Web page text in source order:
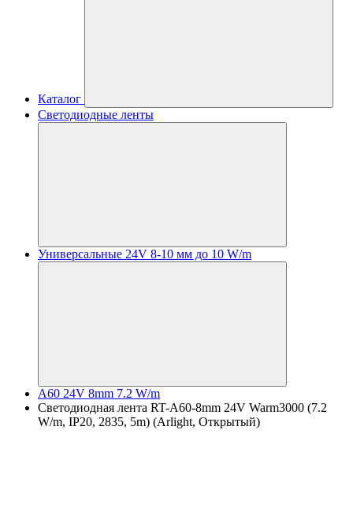
Каталог
Светодиодные ленты
Универсальные 24V 8-10 мм до 10 W/m
A60 24V 8mm 7.2 W/m
Светодиодная лента RT-A60-8mm 24V Warm3000 (7.2
W/m, IP20, 2835, 5m) (Arlight, Открытый)